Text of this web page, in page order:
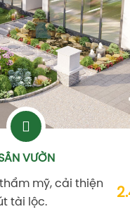
VƯỜN
mỹ, cải thiện
tài lộc.